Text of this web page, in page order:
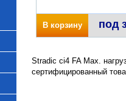
В корзину под
Stradic ci4 FA Max.
сертифицированный